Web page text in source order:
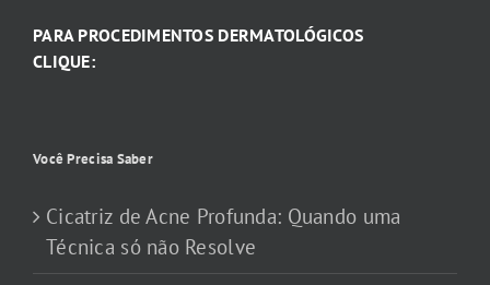
PARA PROCEDIMENTOS DERMATOLÓGICOS
CLIQUE:
Você Precisa Saber
Cicatriz de Acne Profunda: Quando uma
Técnica só não Resolve